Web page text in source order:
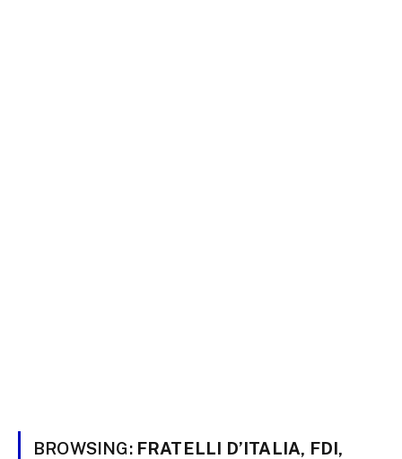
BROWSING: FRATELLI D’ITALIA, FDI,